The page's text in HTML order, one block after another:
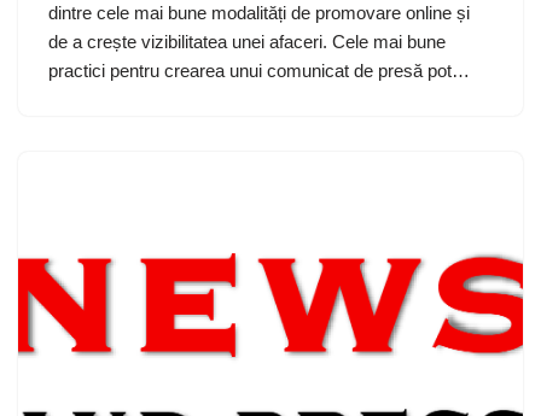
dintre cele mai bune modalități de promovare online și
de a crește vizibilitatea unei afaceri. Cele mai bune
practici pentru crearea unui comunicat de presă pot…